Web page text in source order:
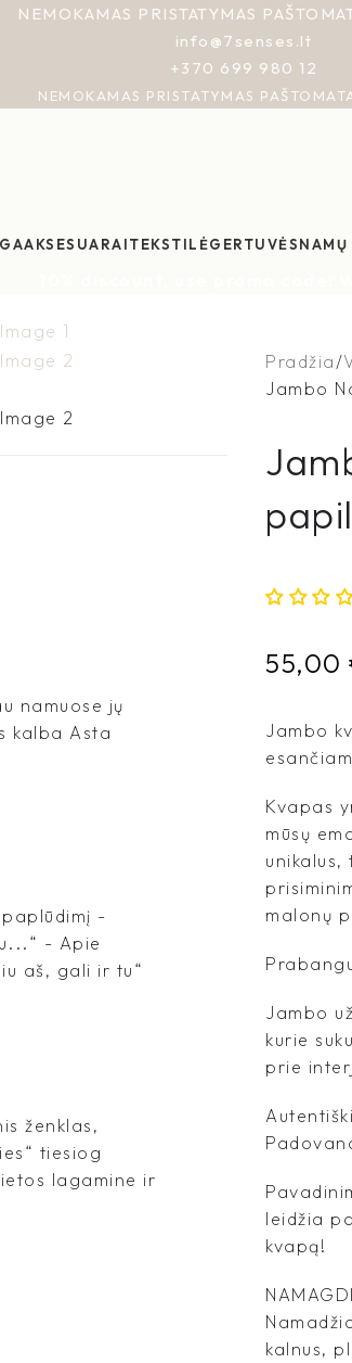
NEMOKAMAS PRISTATYMAS
info@7senses.lt
+370 699 980 12
NEMOKAMAS PRISTATYMAS
AKSESUARAITEKSTILĖGERTUVĖSNAMŲ
namuose jų
kalba Asta
-
- Apie
aš, gali ir tu“
ženklas,
tiesiog
lagamine ir
Pradžia
Jambo
55,00
Jambo
Kvapas
mūsų
unikalus,
malonų
Jambo
kurie
prie
leidžia
kvapą!
NAMAGDI
kalnus,